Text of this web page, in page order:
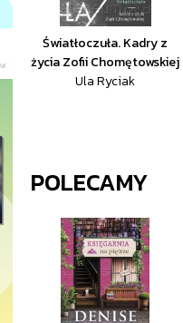
Światłoczuła. Kadry z
życia Zofii Chomętowskiej
Ula Ryciak
POLECAMY